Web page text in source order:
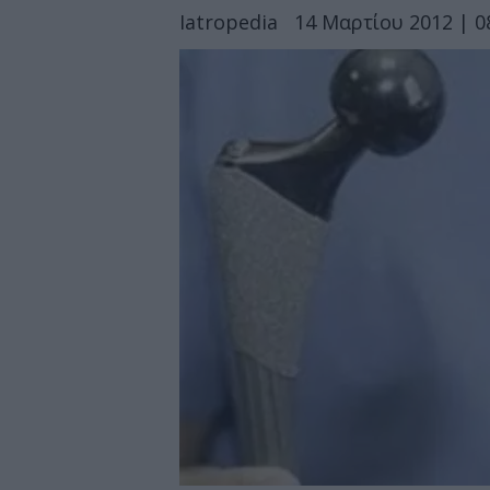
Iatropedia 14 Μαρτίου 2012 |